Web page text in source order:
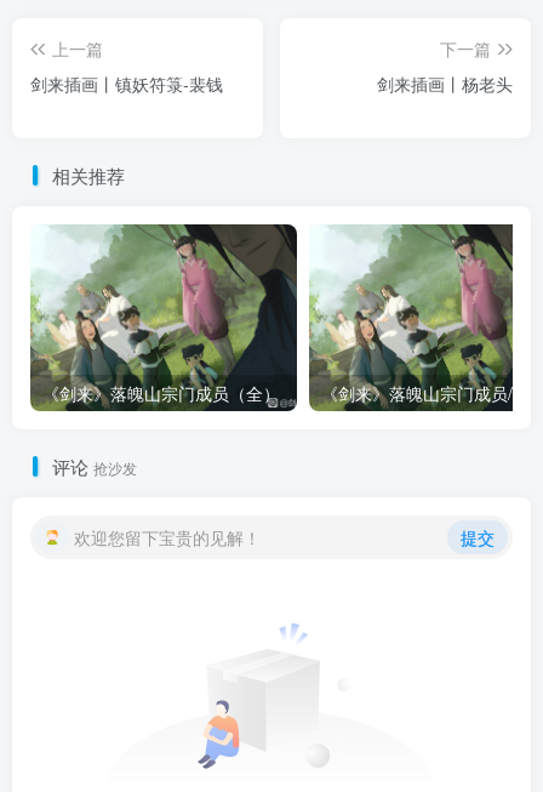
上一篇
剑来插画丨镇妖符箓-裴钱
下一篇
剑来插画丨杨老头
相关推荐
《剑来》落魄山宗门成员（全）
评论 抢沙发
欢迎您留下宝贵的见解！ 提交